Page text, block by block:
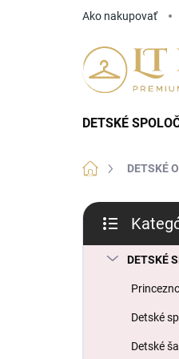
Ako nakupovať
DETSKÉ
DomovDETSKÉ
B
č
kategórie
DETSKÉ
Detské
Detské